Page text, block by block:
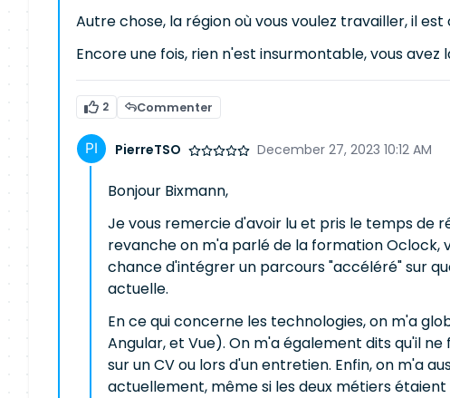
Autre chose, la région où vous voulez travailler, il
Encore une fois, rien n'est insurmontable, vous
2 Commenter
PierreTSO December 27, 2023 10:12 AM
Bonjour Bixmann,
Je vous remercie d'avoir lu et pris le temps de
revanche on m'a parlé de la formation Oclock,
chance d'intégrer un parcours "accéléré" sur
actuelle.
En ce qui concerne les technologies, on m'a
Angular, et Vue). On m'a également dits qu'il
sur un CV ou lors d'un entretien. Enfin, on m'a
actuellement, même si les deux métiers étaient